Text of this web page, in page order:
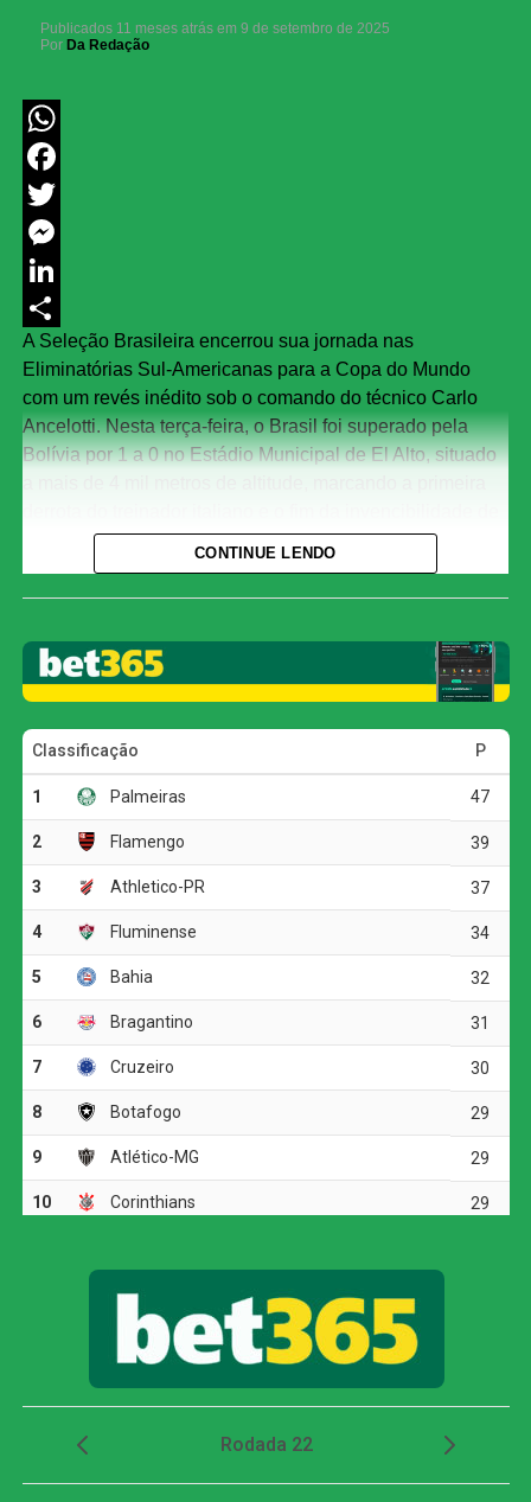
Publicados 11 meses atrás em 9 de setembro de 2025
Por Da Redação
WhatsApp
Facebook
Twitter
Messenger
LinkedIn
Share
A Seleção Brasileira encerrou sua jornada nas
Eliminatórias Sul-Americanas para a Copa do Mundo
com um revés inédito sob o comando do técnico Carlo
Ancelotti. Nesta terça-feira, o Brasil foi superado pela
Bolívia por 1 a 0 no Estádio Municipal de El Alto, situado
sua equipe sem sofrer gols.
sobre Fernández dentro da área. Antes deste confronto, o
retrospecto de Ancelotti era de um empate fora de casa
contra o Equador, em sua estreia, e vitórias sobre
Paraguai e Chile em território brasileiro, mantendo a meta
invicta até então.
A partida foi fortemente influenciada pelos efeitos da
altitude. Apesar de ter escalado jogadores com menor
desgaste, a equipe brasileira mostrou-se pouco incisiva e
priorizou a economia de energia, visivelmente afetada
pelo ar rarefeito. A preocupação em se poupar superou a
busca pelo gol, resultando em um desempenho aquém
do esperado.
Por outro lado, a Bolívia soube capitalizar o “fator casa”.
Apoiada pela torcida e adaptada às condições extremas,
a seleção boliviana se mostrou mais agressiva, levando
perigo à meta defendida por Alisson. O esforço foi
recompensado nos acréscimos do primeiro tempo,
quando o pênalti foi assinalado e Miguelito converteu,
abrindo o placar.
promovidas por Ancelotti – que incluiu nomes como
Estêvão, Raphinha e João Pedro na tentativa de acelerar
o ritmo –, o Brasil continuou com dificuldades em criar
vez, concentrou-se em administrar a vantagem mínima,
garantindo um resultado de extrema importância para
suas aspirações.
CONTINUE LENDO